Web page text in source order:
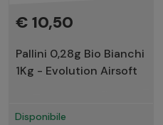
€ 10,50
Pallini 0,28g Bio Bianchi
1Kg - Evolution Airsoft
Disponibile